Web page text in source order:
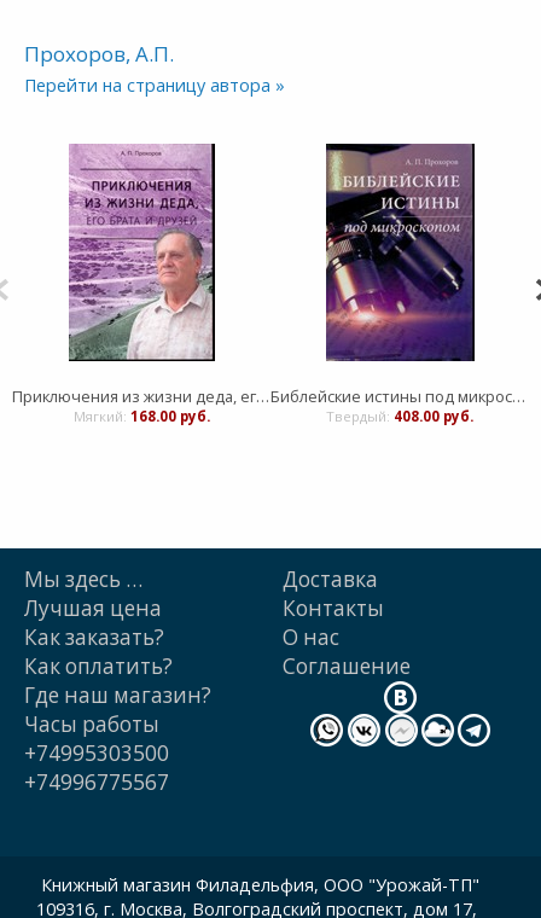
Прохоров, А.П.
Перейти на страницу автора »
Приключения из жизни деда, его брата и друзей. Прохоров А.П.
Мягкий: 168.00 руб.
Библейские истины под микроскопом
Твердый: 408.00 руб.
Мы здесь …
Лучшая цена
Как заказать?
Как оплатить?
Доставка
Контакты
О нас
Cоглашение
Где наш магазин?
Часы работы
+74995303500
+74996775567
Книжный магазин Филадельфия, ООО "Урожай-ТП"
109316, г. Москва, Волгоградский проспект, дом 17,